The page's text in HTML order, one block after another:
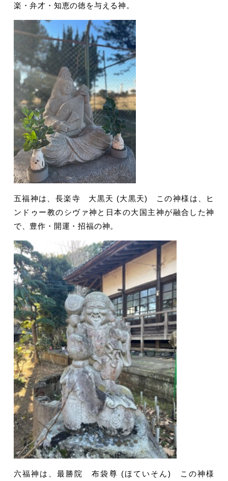
楽・弁才・知恵の徳を与える神。
五福神は、長楽寺 大黒天 (大黒天) この神様は、ヒ
ンドゥー教のシヴァ神と日本の大国主神が融合した神
で、豊作・開運・招福の神。
六福神は、最勝院 布袋尊 (ほていそん) この神様